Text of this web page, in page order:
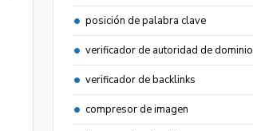
posición de palabra clave
verificador de autoridad de dominio
verificador de backlinks
compresor de imagen